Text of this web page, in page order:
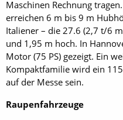
Maschinen Rechnung
erreichen 6 m bis 9 m
Italiener – die 27.6 (2,7 t/6
und 1,95 m hoch. In
Motor (75 PS) gezeigt. Ein
Kompaktfamilie wird ein
auf der Messe sein.
Raupenfahrzeuge